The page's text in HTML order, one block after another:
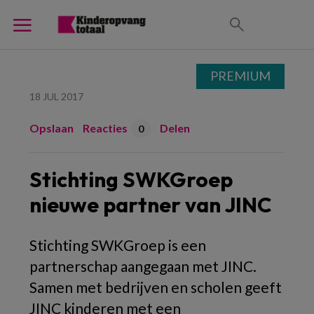
18 JUL 2017
Opslaan Reacties 0 Delen
Stichting SWKGroep
nieuwe partner van JINC
Stichting SWKGroep is een
partnerschap aangegaan met JINC.
Samen met bedrijven en scholen geeft
JINC kinderen met een
PREMIUM